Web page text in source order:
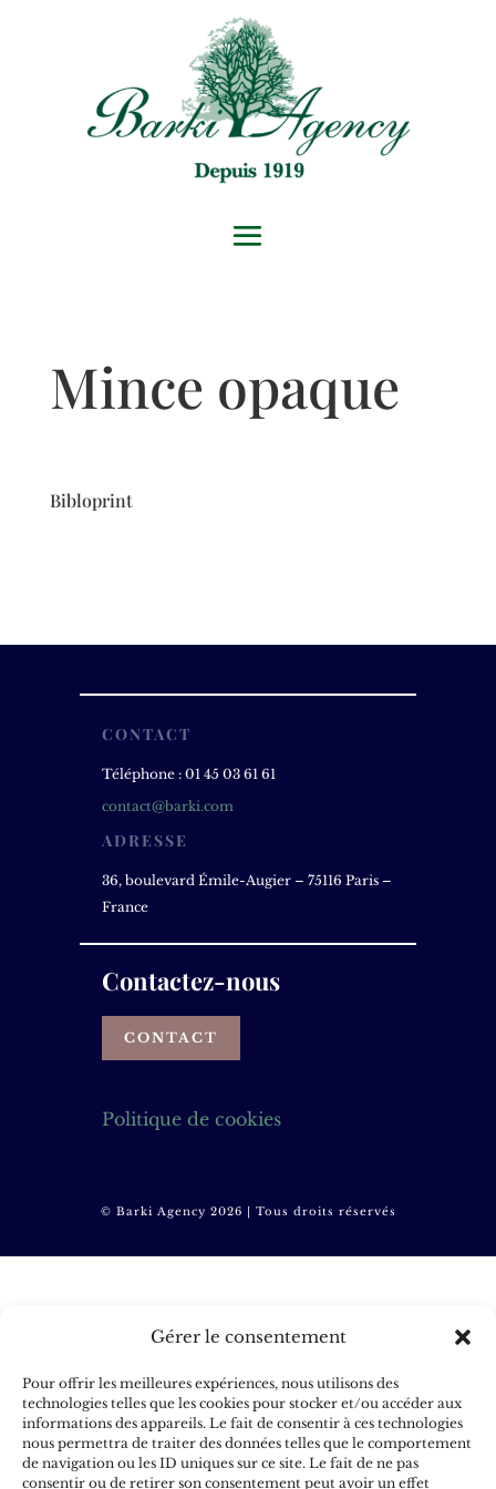
Gérer le consentement
Pour offrir les meilleures expériences, nous utilisons des
technologies telles que les cookies pour stocker et/ou accéder aux
informations des appareils. Le fait de consentir à ces technologies
nous permettra de traiter des données telles que le comportement
de navigation ou les ID uniques sur ce site. Le fait de ne pas
consentir ou de retirer son consentement peut avoir un effet
Mince opaque
Bibloprint
CONTACT
Téléphone : 01 45 03 61 61
contact@barki.com
ADRESSE
36, boulevard Émile-Augier – 75116 Paris –
France
Contactez-nous
CONTACT
Politique de cookies
© Barki Agency 2026 | Tous droits réservés